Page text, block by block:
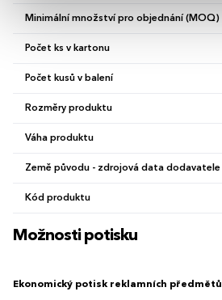
Minimální množství pro objednání (MOQ)
Počet ks v kartonu
Počet kusů v balení
Rozměry produktu
Váha produktu
Země původu - zdrojová data dodavatele
Kód produktu
Možnosti potisku
Ekonomický potisk reklamních předmětů